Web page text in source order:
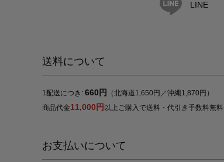
LINE
送料について
1配送につき: 660円
（北海道1,650円／沖縄1,870円）
商品代金11,000円 以上ご購入で送料・代引き手数料無料
お支払いについて